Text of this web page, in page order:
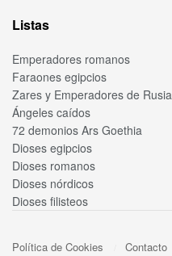
Listas
Emperadores romanos
Faraones egipcios
Zares y Emperadores de Rusia
Ángeles caídos
72 demonios Ars Goethia
Dioses egipcios
Dioses romanos
Dioses nórdicos
Dioses filisteos
Política de Cookies Contacto